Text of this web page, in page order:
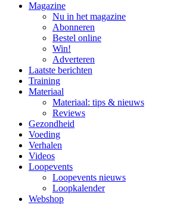
Magazine
Nu in het magazine
Abonneren
Bestel online
Win!
Adverteren
Laatste berichten
Training
Materiaal
Materiaal: tips & nieuws
Reviews
Gezondheid
Voeding
Verhalen
Videos
Loopevents
Loopevents nieuws
Loopkalender
Webshop